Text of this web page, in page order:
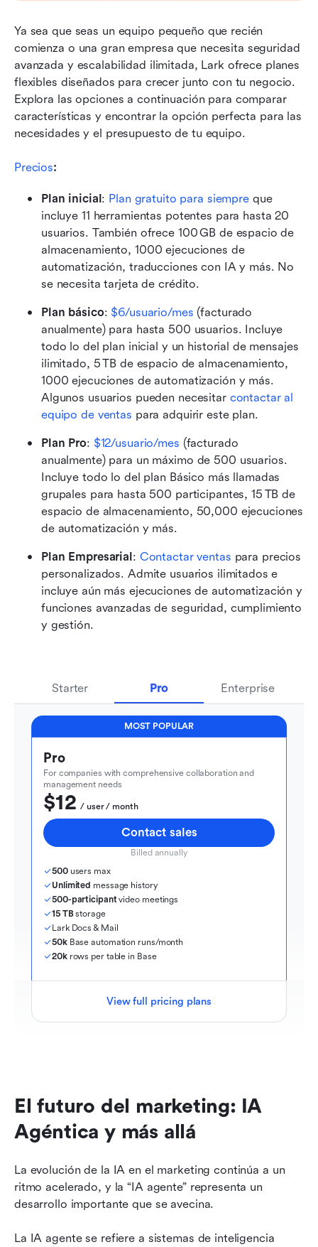
Ya sea que seas un equipo pequeño que recién
comienza o una gran empresa que necesita seguridad
avanzada y escalabilidad ilimitada, Lark ofrece planes
flexibles diseñados para crecer junto con tu negocio.
Explora las opciones a continuación para comparar
características y encontrar la opción perfecta para las
necesidades y el presupuesto de tu equipo.
Precios:
Plan inicial: Plan gratuito para siempre que
incluye 11 herramientas potentes para hasta 20
usuarios. También ofrece 100 GB de espacio de
almacenamiento, 1000 ejecuciones de
automatización, traducciones con IA y más. No
se necesita tarjeta de crédito.
Plan básico: $6/usuario/mes (facturado
anualmente) para hasta 500 usuarios. Incluye
todo lo del plan inicial y un historial de mensajes
ilimitado, 5 TB de espacio de almacenamiento,
1000 ejecuciones de automatización y más.
Algunos usuarios pueden necesitar contactar al
equipo de ventas para adquirir este plan.
Plan Pro: $12/usuario/mes (facturado
anualmente) para un máximo de 500 usuarios.
Incluye todo lo del plan Básico más llamadas
grupales para hasta 500 participantes, 15 TB de
espacio de almacenamiento, 50,000 ejecuciones
de automatización y más.
Plan Empresarial: Contactar ventas para precios
personalizados. Admite usuarios ilimitados e
incluye aún más ejecuciones de automatización y
funciones avanzadas de seguridad, cumplimiento
y gestión.
Starter Pro Enterprise
MOST POPULAR
Pro
For companies with comprehensive collaboration and
management needs
$12
  / user / month
Contact sales
Billed annually
500 users max
Unlimited message history
500-participant video meetings
15 TB storage
Lark Docs & Mail
50k Base automation runs/month
20k rows per table in Base
View full pricing plans
El futuro del marketing: IA
Agéntica y más allá
La evolución de la IA en el marketing continúa a un
ritmo acelerado, y la “IA agente” representa un
desarrollo importante que se avecina.
La IA agente se refiere a sistemas de inteligencia